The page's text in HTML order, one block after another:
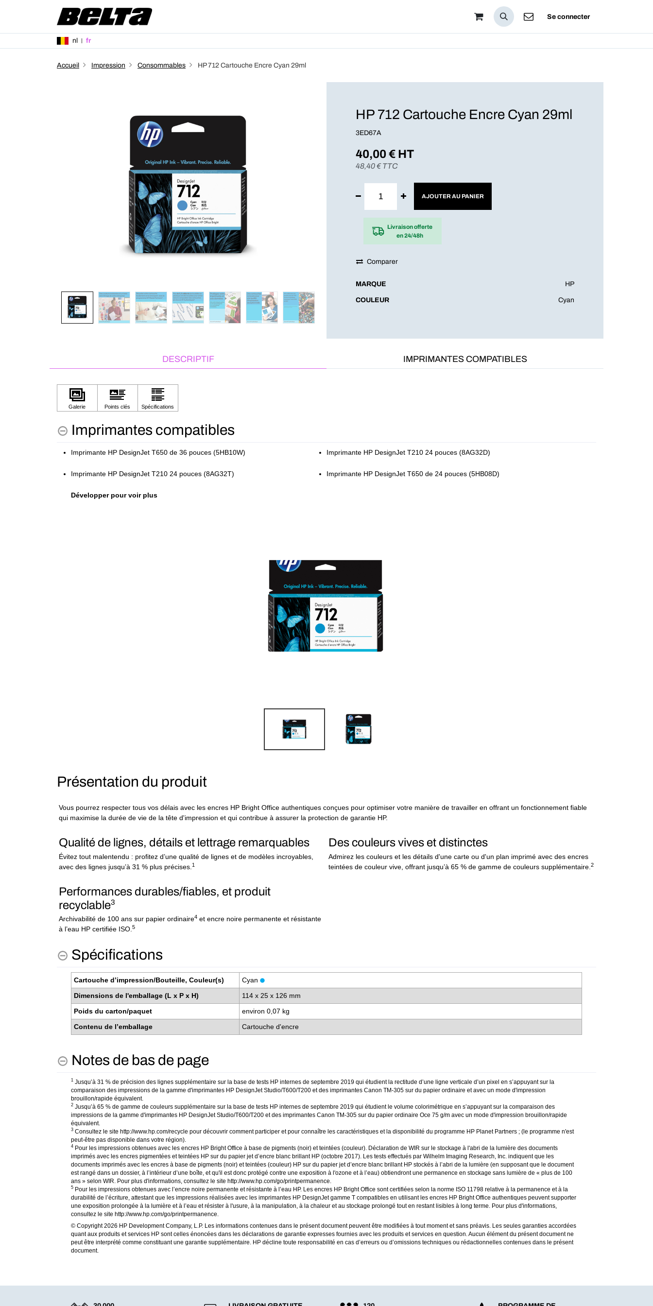
Se connecter
nl fr
Accueil Impression Consommables HP 712 Cartouche Encre Cyan 29ml
HP 712 Cartouche Encre Cyan 29ml
3ED67A
40,00€ HT
48,40€ TTC
AJOUTER AU PANIER
Livraison offerte
en 24/48h
Comparer
MARQUE HP
COULEUR Cyan
DESCRIPTIF IMPRIMANTES COMPATIBLES
Imprimantes compatibles
Imprimante HP DesignJet T650 de 36 pouces (5HB10W) Imprimante HP DesignJet T210 24 pouces (8AG32D)
Imprimante HP DesignJet T210 24 pouces (8AG32T) Imprimante HP DesignJet T650 de 24 pouces (5HB08D)
Développer pour voir plus
Présentation du produit
Vous pourrez respecter tous vos délais avec les encres HP Bright Office authentiques conçues pour optimiser votre manière de travailler en offrant un fonctionnement fiable
qui maximise la durée de vie de la tête d'impression et qui contribue à assurer la protection de garantie HP.
Qualité de lignes, détails et lettrage remarquables
Évitez tout malentendu : profitez d’une qualité de lignes et de modèles incroyables,
avec des lignes jusqu’à 31 % plus précises.1
Des couleurs vives et distinctes
Admirez les couleurs et les détails d'une carte ou d'un plan imprimé avec des encres
teintées de couleur vive, offrant jusqu’à 65 % de gamme de couleurs supplémentaire.2
Performances durables/fiables, et produit
recyclable3
Archivabilité de 100 ans sur papier ordinaire4 et encre noire permanente et résistante
à l’eau HP certifiée ISO.5
Spécifications
Cartouche d’impression/Bouteille, Couleur(s)
Cyan
Dimensions de l'emballage (L x P x H)
114 x 25 x 126 mm
Poids du carton/paquet
environ 0,07 kg
Contenu de l’emballage
Cartouche d'encre
Notes de bas de page
1 Jusqu’à 31 % de précision des lignes supplémentaire sur la base de tests HP internes de septembre 2019 qui étudient la rectitude d’une ligne verticale d’un pixel en s’appuyant sur la
comparaison des impressions de la gamme d'imprimantes HP DesignJet Studio/T600/T200 et des imprimantes Canon TM-305 sur du papier ordinaire et avec un mode d'impression
brouillon/rapide équivalent.
2 Jusqu’à 65 % de gamme de couleurs supplémentaire sur la base de tests HP internes de septembre 2019 qui étudient le volume colorimétrique en s’appuyant sur la comparaison des
impressions de la gamme d'imprimantes HP DesignJet Studio/T600/T200 et des imprimantes Canon TM-305 sur du papier ordinaire Oce 75 g/m avec un mode d'impression brouillon/rapide
équivalent.
3 Consultez le site http://www.hp.com/recycle pour découvrir comment participer et pour connaître les caractéristiques et la disponibilité du programme HP Planet Partners ; (le programme n'est
peut-être pas disponible dans votre région).
4 Pour les impressions obtenues avec les encres HP Bright Office à base de pigments (noir) et teintées (couleur). Déclaration de WIR sur le stockage à l'abri de la lumière des documents
imprimés avec les encres pigmentées et teintées HP sur du papier jet d’encre blanc brillant HP (octobre 2017). Les tests effectués par Wilhelm Imaging Research, Inc. indiquent que les
documents imprimés avec les encres à base de pigments (noir) et teintées (couleur) HP sur du papier jet d’encre blanc brillant HP stockés à l’abri de la lumière (en supposant que le document
est rangé dans un dossier, à l’intérieur d’une boîte, et qu'il est donc protégé contre une exposition à l'ozone et à l’eau) obtiendront une permanence en stockage sans lumière de « plus de 100
ans » selon WIR. Pour plus d'informations, consultez le site http://www.hp.com/go/printpermanence.
5 Pour les impressions obtenues avec l’encre noire permanente et résistante à l’eau HP. Les encres HP Bright Office sont certifiées selon la norme ISO 11798 relative à la permanence et à la
durabilité de l’écriture, attestant que les impressions réalisées avec les imprimantes HP DesignJet gamme T compatibles en utilisant les encres HP Bright Office authentiques peuvent supporter
une exposition prolongée à la lumière et à l’eau et résister à l'usure, à la manipulation, à la chaleur et au stockage prolongé tout en restant lisibles à long terme. Pour plus d'informations,
consultez le site http://www.hp.com/go/printpermanence.
© Copyright 2026 HP Development Company, L.P. Les informations contenues dans le présent document peuvent être modifiées à tout moment et sans préavis. Les seules garanties accordées
quant aux produits et services HP sont celles énoncées dans les déclarations de garantie expresses fournies avec les produits et services en question. Aucun élément du présent document ne
peut être interprété comme constituant une garantie supplémentaire. HP décline toute responsabilité en cas d’erreurs ou d’omissions techniques ou rédactionnelles contenues dans le présent
document.